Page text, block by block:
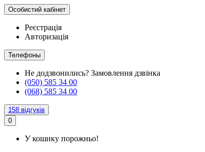
Особистий кабінет
Реєстрація
Авторизація
Телефоны
Не додзвонились? Замовлення дзвінка
(050) 585 34 00
(068) 585 34 00
158 відгуків
0
У кошику порожньо!